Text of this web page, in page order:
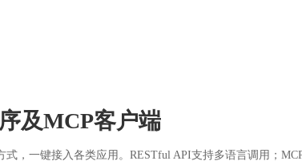
及MCP客户端
式，一键接入各类应用。RESTful API支持多语言调用；